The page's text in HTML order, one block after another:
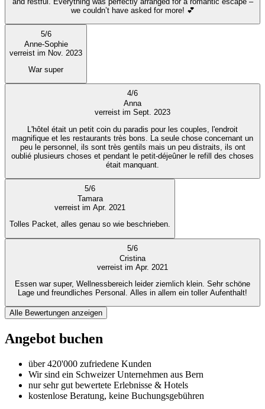
we couldn’t have asked for more! 💕
5/6
Anne-Sophie
verreist im Nov. 2023
War super
4/6
Anna
verreist im Sept. 2023
L'hôtel était un petit coin du paradis pour les couples, l'endroit
magnifique et les restaurants très bons. La seule chose concernant un
peu le personnel, ils sont très gentils mais un peu distraits, ils ont
oublié plusieurs choses et pendant le petit-déjeûner le refill des choses
était manquant.
5/6
Tamara
verreist im Apr. 2021
Tolles Packet, alles genau so wie beschrieben.
5/6
Cristina
verreist im Apr. 2021
Essen war super, Wellnessbereich leider ziemlich klein. Sehr schöne
Lage und freundliches Personal. Alles in allem ein toller Aufenthalt!
Alle Bewertungen anzeigen
Angebot buchen
über 420'000 zufriedene Kunden
Wir sind ein Schweizer Unternehmen aus Bern
nur sehr gut bewertete Erlebnisse & Hotels
kostenlose Beratung, keine Buchungsgebühren